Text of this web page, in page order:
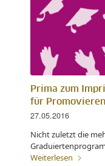
Prima zum
für
27.05.2016
Nicht zuletzt die
Weiterlesen